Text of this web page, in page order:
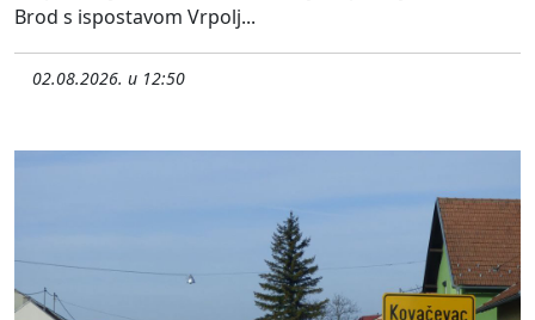
Brod s ispostavom Vrpolj...
02.08.2026. u 12:50